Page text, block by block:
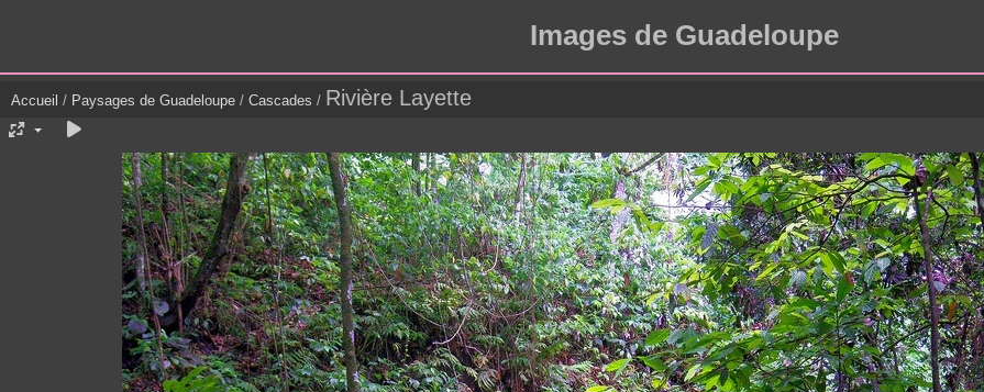
Images de Guadeloupe
Accueil / Paysages de Guadeloupe / Cascades / Rivière Layette